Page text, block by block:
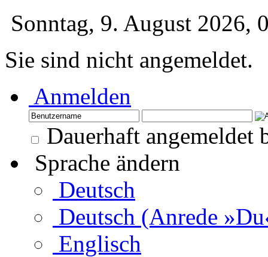
Sonntag, 9. August 2026,
Sie sind nicht angemeldet.
Anmelden
Dauerhaft angemeldet
Sprache ändern
Deutsch
Deutsch (Anrede
Englisch